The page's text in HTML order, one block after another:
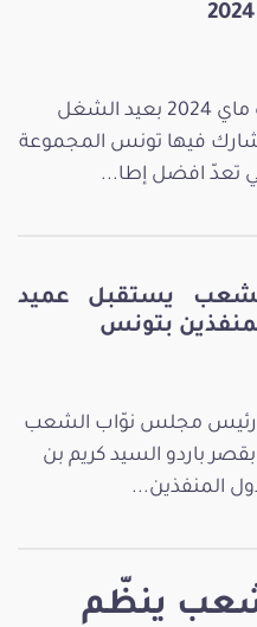
ينظّم
تحتفل تونس اليوم الأربعاء غرة ماي 2024 بعيد الشغل
فيها تونس المجموعة
تعدّ افضل إطا...
يستقبل عميد
بتونس
رئيس مجلس نوّاب الشعب
ظهر اليوم الإثنين 15 ماي 2023 بقصر باردو السيد كريم بن
المنفذين...